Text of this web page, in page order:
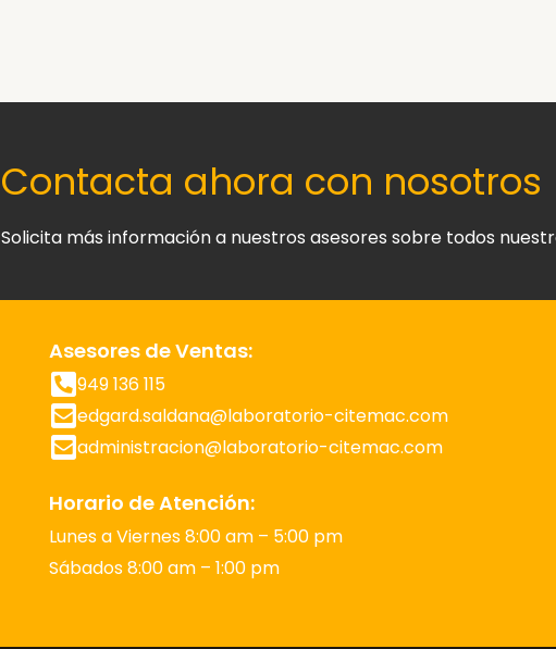
Contacta ahora con nosotros
Solicita más información a nuestros asesores sobre todos
Asesores de Ventas:
949 136 115
edgard.saldana@laboratorio-citemac.com
administracion@laboratorio-citemac.com
Horario de Atención:
Lunes a Viernes 8:00 am – 5:00 pm
Sábados 8:00 am – 1:00 pm